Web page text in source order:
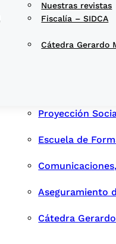
Cátedra Gerardo
Fiscalía – SIDCA
Nuestras revistas
Proyección
Escuela de
Aseguramiento
Cátedra